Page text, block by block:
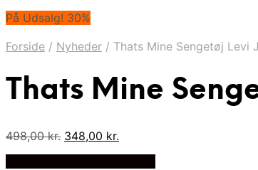
På Udsalg! 30%
Forside / Nyheder / Thats Mine Sengetøj Levi
Thats Mine
498,00kr. Den
348,00 kr.